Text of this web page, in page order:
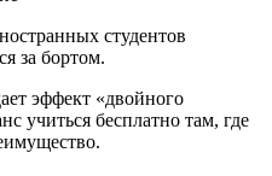
студентов
за бортом.
эффект «двойного
учиться бесплатно там, где